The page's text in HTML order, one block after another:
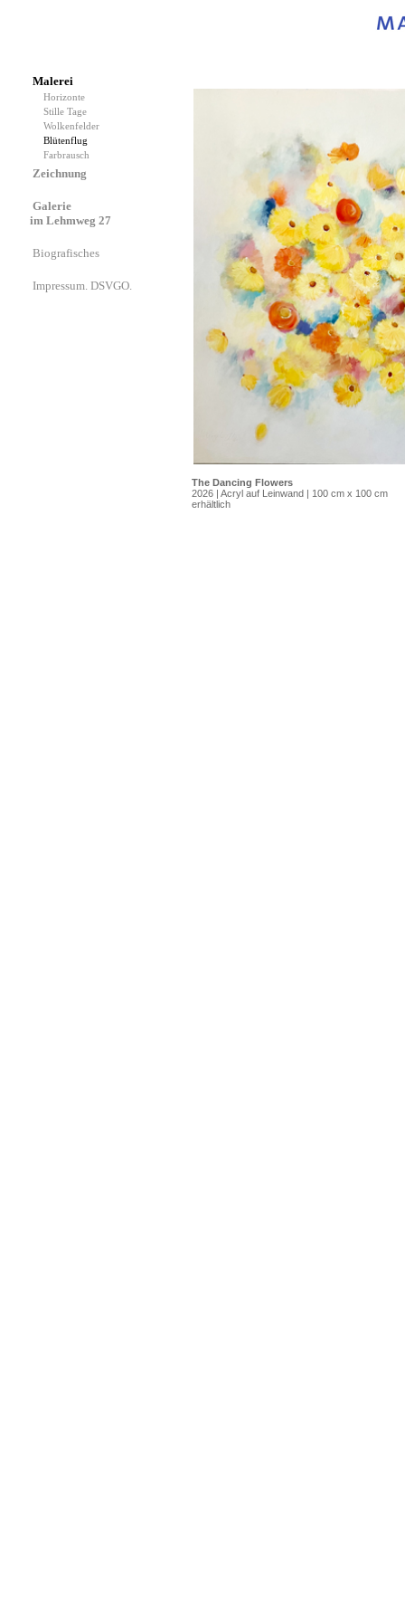
Malerei
Horizonte
Stille Tage
Wolkenfelder
Blütenflug
Farbrausch
Zeichnung
Galerie
im Lehmweg 27
Biografisches
Impressum. DSVGO.
The Dancing Flowers
2026 | Acryl auf Leinwand | 100 cm x 100 cm
erhältlich